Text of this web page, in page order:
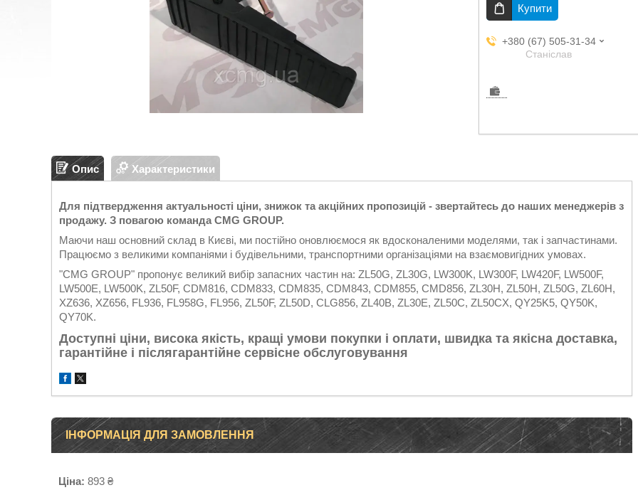
Купити
+380 (67) 505-31-34
Станіслав
Опис Характеристики
Для підтвердження актуальності ціни, знижок та акційних пропозицій - звертайтесь до наших менеджерів з
продажу. З повагою команда CMG GROUP.
Маючи наш основний склад в Києві, ми постійно оновлюємося як вдосконаленими моделями, так і запчастинами.
Працюємо з великими компаніями і будівельними, транспортними організаціями на взаємовигідних умовах.
"CMG GROUP" пропонує великий вибір запасних частин на: ZL50G, ZL30G, LW300K, LW300F, LW420F, LW500F,
LW500E, LW500K, ZL50F, CDM816, CDM833, CDM835, CDM843, CDM855, CMD856, ZL30H, ZL50H, ZL50G, ZL60H,
XZ636, XZ656, FL936, FL958G, FL956, ZL50F, ZL50D, CLG856, ZL40B, ZL30E, ZL50C, ZL50CX, QY25K5, QY50K,
QY70K.
Доступні ціни, висока якість, кращі умови покупки і оплати, швидка та якісна доставка,
гарантійне і післягарантійне сервісне обслуговування
ІНФОРМАЦІЯ ДЛЯ ЗАМОВЛЕННЯ
Ціна: 893 ₴